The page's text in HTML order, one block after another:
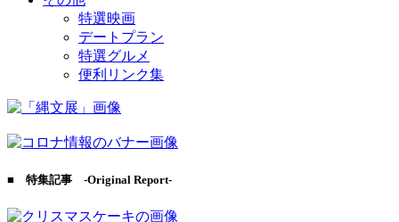
特選映画
デートプラン
特選グルメ
便利リンク集
■ 特集記事 -Original Report-